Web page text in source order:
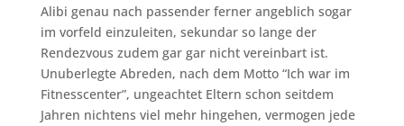
Alibi genau nach passender ferner angeblich sogar
im vorfeld einzuleiten, sekundar so lange der
Rendezvous zudem gar gar nicht vereinbart ist.
Unuberlegte Abreden, nach dem Motto “Ich war im
Fitnesscenter”, ungeachtet Eltern schon seitdem
Jahren nichtens viel mehr hingehen, vermogen jede